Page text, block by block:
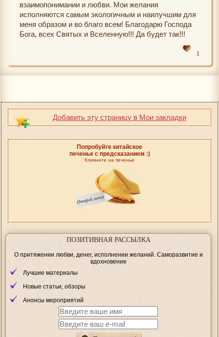
взаимопонимании и любви. Мои желания
исполняются самым экологичным и наилучшим для
меня образом и во благо всем! Благодарю Господа
Бога, всех Святых и Вселенную!!! Да будет так!!!
1
Добавить эту страницу в Мои закладки
Попробуйте китайское
печенье с предсказанием :)
Кликните на печенье
ПОЗИТИВНАЯ РАССЫЛКА
О притяжении любви, денег, исполнении желаний. Саморазвитие и
вдохновение
Лучшие материалы
Новые статьи, обзоры
Анонсы мероприятий